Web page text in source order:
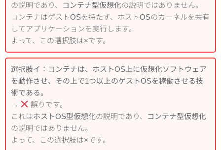
の説明であり、
コンテナ型仮想化の説明ではありません。
コンテナはゲストOSを持たず、ホストOSのカーネルを共有
してアプリケーションを実行します。
よって、この選択肢は×です。
選択肢イ：コンテナは、ホストOS上に仮想化ソフトウェア
を動作させ、その上で1つ以上のゲストOSを稼働させる技
術である。
→
誤りです。
これはホストOS型仮想化の説明であり、
コンテナ型仮想化
の説明ではありません。
よって、この選択肢は×です。